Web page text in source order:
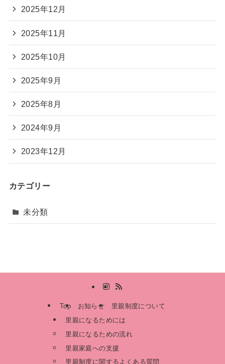
2025年12月
2025年11月
2025年10月
2025年9月
2025年8月
2024年9月
2023年12月
カテゴリー
未分類
Top お知らせ
里親制度について
里親になるためには
里親になるための流れ
里親家庭への支援
里親制度に関するよくある質問